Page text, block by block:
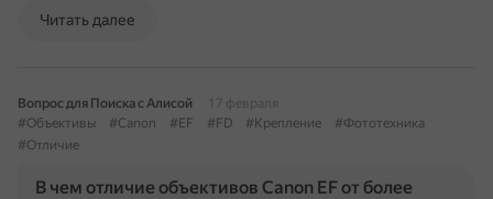
Читать далее
Вопрос для Поиска с Алисой
17 февраля
#Объективы
#Canon #EF #FD #Крепление
#Фототехника
#Отличие
В чем отличие объективов Canon EF от более